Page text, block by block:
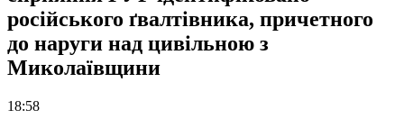
російського ґвалтівника, причетного
до наруги над цивільною з
Миколаївщини
18:58